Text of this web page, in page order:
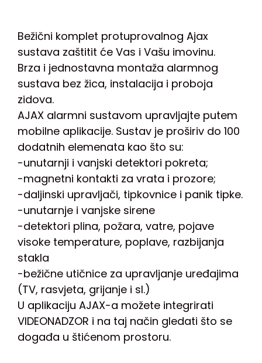
Bežični komplet protuprovalnog Ajax
sustava zaštitit će Vas i Vašu imovinu.
Brza i jednostavna montaža alarmnog
sustava bez žica, instalacija i proboja
zidova.
AJAX alarmni sustavom upravljajte putem
mobilne aplikacije. Sustav je proširiv do 100
dodatnih elemenata kao što su:
-unutarnji i vanjski detektori pokreta;
-magnetni kontakti za vrata i prozore;
-daljinski upravljači, tipkovnice i panik tipke.
-unutarnje i vanjske sirene
-detektori plina, požara, vatre, pojave
visoke temperature, poplave, razbijanja
stakla
-bežične utičnice za upravljanje uređajima
(TV, rasvjeta, grijanje i sl.)
U aplikaciju AJAX-a možete integrirati
VIDEONADZOR i na taj način gledati što se
događa u štićenom prostoru.